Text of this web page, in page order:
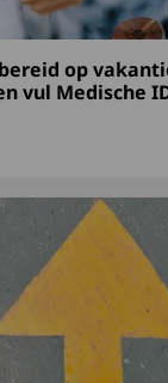
op
vul Medische
over